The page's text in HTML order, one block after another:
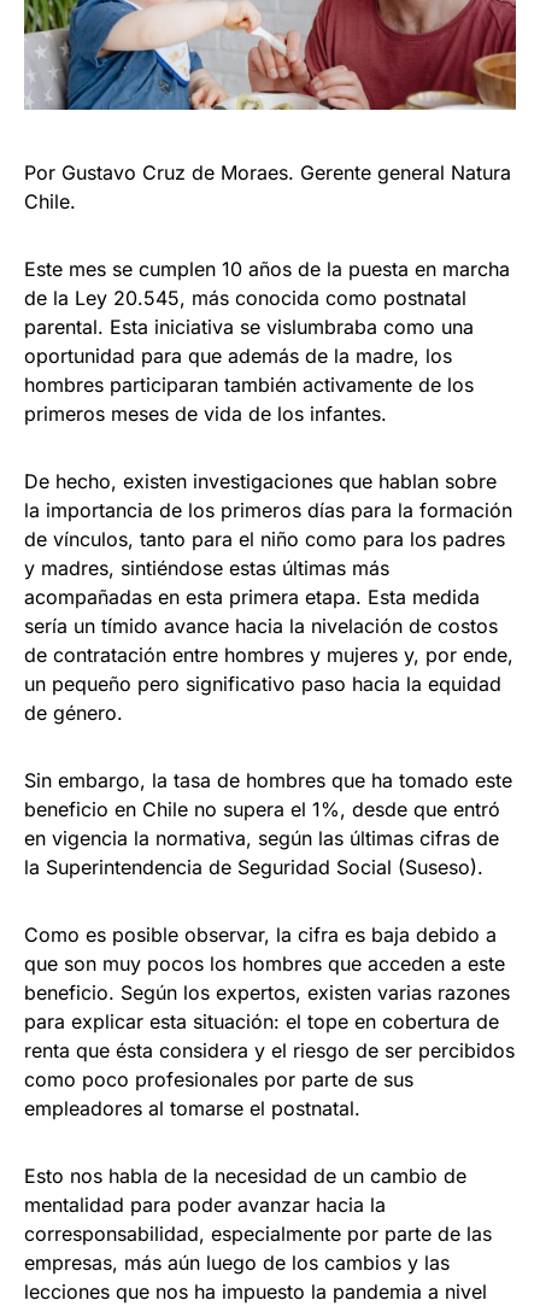
Por Gustavo Cruz de Moraes. Gerente general Natura
Chile.
Este mes se cumplen 10 años de la puesta en marcha
de la Ley 20.545, más conocida como postnatal
parental. Esta iniciativa se vislumbraba como una
oportunidad para que además de la madre, los
hombres participaran también activamente de los
primeros meses de vida de los infantes.
De hecho, existen investigaciones que hablan sobre
la importancia de los primeros días para la formación
de vínculos, tanto para el niño como para los padres
y madres, sintiéndose estas últimas más
acompañadas en esta primera etapa. Esta medida
sería un tímido avance hacia la nivelación de costos
de contratación entre hombres y mujeres y, por ende,
un pequeño pero significativo paso hacia la equidad
de género.
Sin embargo, la tasa de hombres que ha tomado este
beneficio en Chile no supera el 1%, desde que entró
en vigencia la normativa, según las últimas cifras de
la Superintendencia de Seguridad Social (Suseso).
Como es posible observar, la cifra es baja debido a
que son muy pocos los hombres que acceden a este
beneficio. Según los expertos, existen varias razones
para explicar esta situación: el tope en cobertura de
renta que ésta considera y el riesgo de ser percibidos
como poco profesionales por parte de sus
empleadores al tomarse el postnatal.
Esto nos habla de la necesidad de un cambio de
mentalidad para poder avanzar hacia la
corresponsabilidad, especialmente por parte de las
empresas, más aún luego de los cambios y las
lecciones que nos ha impuesto la pandemia a nivel